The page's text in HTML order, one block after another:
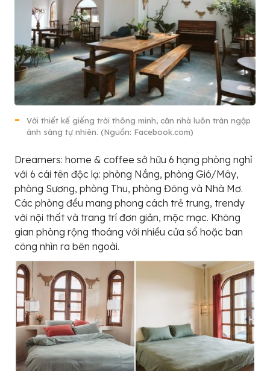
Với thiết kế giếng trời thông minh, căn nhà luôn tràn ngập
ánh sáng tự nhiên. (Nguồn: Facebook.com)
Dreamers: home & coffee sở hữu 6 hạng phòng nghỉ
với 6 cái tên độc lạ: phòng Nắng, phòng Gió/Mây,
phòng Sương, phòng Thu, phòng Đông và Nhà Mơ.
Các phòng đều mang phong cách trẻ trung, trendy
với nội thất và trang trí đơn giản, mộc mạc. Không
gian phòng rộng thoáng với nhiều cửa sổ hoặc ban
công nhìn ra bên ngoài.